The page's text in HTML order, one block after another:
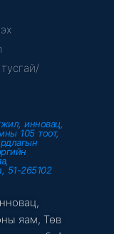
инновац,
105 тоот,
51-265102
яам, Төв